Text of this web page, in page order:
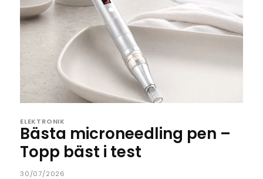
ELEKTRONIK
Bästa microneedling pen –
Topp bäst i test
30/07/2026